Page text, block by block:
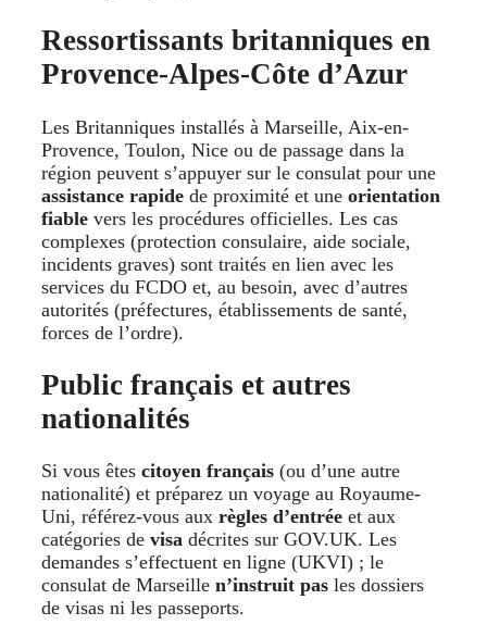
Ressortissants britanniques en
Provence-Alpes-Côte d’Azur
Les Britanniques installés à Marseille, Aix-en-
Provence, Toulon, Nice ou de passage dans la
région peuvent s’appuyer sur le consulat pour une
assistance rapide de proximité et une orientation
fiable vers les procédures officielles. Les cas
complexes (protection consulaire, aide sociale,
incidents graves) sont traités en lien avec les
services du FCDO et, au besoin, avec d’autres
autorités (préfectures, établissements de santé,
forces de l’ordre).
Public français et autres
nationalités
Si vous êtes citoyen français (ou d’une autre
nationalité) et préparez un voyage au Royaume-
Uni, référez-vous aux règles d’entrée et aux
catégories de visa décrites sur GOV.UK. Les
demandes s’effectuent en ligne (UKVI) ; le
consulat de Marseille n’instruit pas les dossiers
de visas ni les passeports.